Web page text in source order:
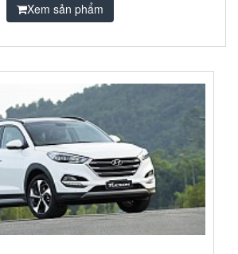
Xem sản phẩm